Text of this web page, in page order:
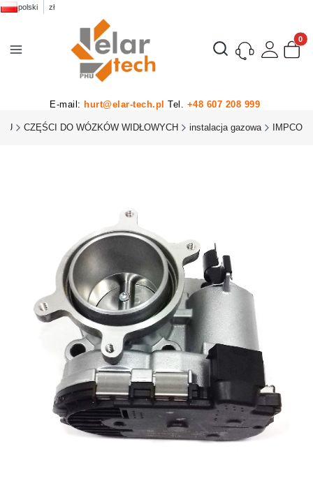
polski zł
Otwórz wyszukiwarkę
E-mail: hurt@elar-tech.pl Tel. +48 607 208 999
CZĘŚCI DO WÓZKÓW WIDŁOWYCH instalacja gazowa IMPCO